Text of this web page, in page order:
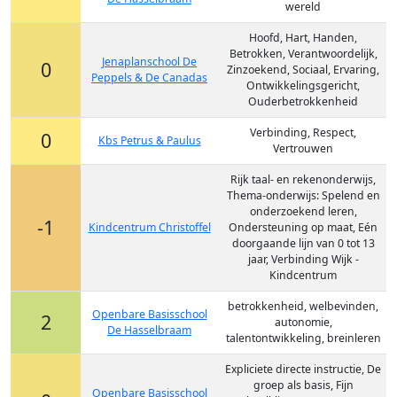
wereld
0
Jenaplanschool De
Peppels & De Canadas
Hoofd, Hart, Handen,
Betrokken, Verantwoordelijk,
Zinzoekend, Sociaal, Ervaring,
Ontwikkelingsgericht,
Ouderbetrokkenheid
0 Kbs Petrus & Paulus
Verbinding, Respect,
Vertrouwen
-1 Kindcentrum Christoffel
Rijk taal- en rekenonderwijs,
Thema-onderwijs: Spelend en
onderzoekend leren,
Ondersteuning op maat, Eén
doorgaande lijn van 0 tot 13
jaar, Verbinding Wijk -
Kindcentrum
2
Openbare Basisschool
De Hasselbraam
betrokkenheid, welbevinden,
autonomie,
talentontwikkeling, breinleren
Openbare Basisschool
Expliciete directe instructie, De
groep als basis, Fijn